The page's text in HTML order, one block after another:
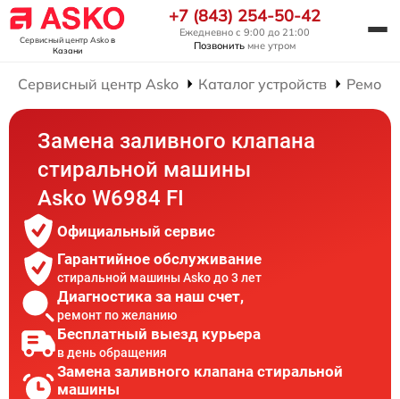
Сервисный центр Askoв
Казани
+7 (843) 254-50-42
Ежедневно с 9:00 до 21:00
Позвонить мне утром
Сервисный центр Asko Каталог устройств
Замена заливного клапана
стиральной машины
Asko W6984 FI
Официальный сервис
Гарантийное обслуживание
стиральной машины Asko до 3 лет
Диагностика за наш счет,
ремонт по желанию
Бесплатный выезд курьера
в день обращения
Замена заливного клапана стиральной
машины